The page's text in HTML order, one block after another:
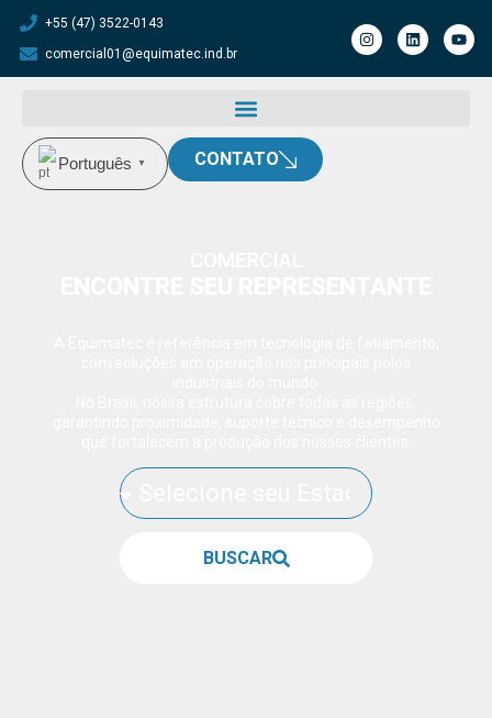
+55 (47) 3522-0143
comercial01@equimatec.ind.br
Português ▼ CONTATO
BUSCAR